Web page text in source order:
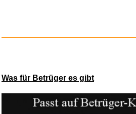
Was für Betrüger es gibt